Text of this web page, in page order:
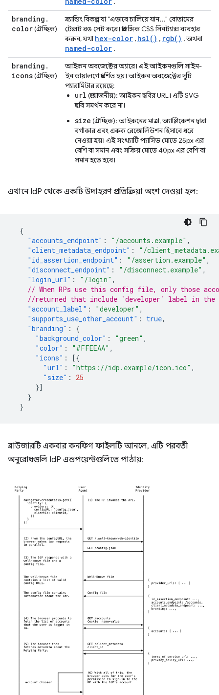
branding .
color(ঐচ্ছিক)
ব্র্যান্ডিং বিকল্প যা "এভাবে চালিয়ে যান..." বোতামের
টেক্সট রঙ সেট করে। প্রাসঙ্গিক CSS সিনট্যাক্স ব্যবহার
করুন, যথাhex-color , hsl() , rgb() , অথবা
named-color .
branding .
icons(ঐচ্ছিক)
আইকন অবজেক্টের অ্যারে। এই আইকনগুলি সাইন-
ইন ডায়ালগে প্রদর্শিত হয়। আইকন অবজেক্টের দুটি
প্যারামিটার রয়েছে:
url (প্রয়োজনীয়): আইকন ছবির URL। এটি SVG
ছবি সমর্থন করে না।
size (ঐচ্ছিক): আইকনের মাত্রা, অ্যাপ্লিকেশন দ্বারা
বর্গাকার এবং একক রেজোলিউশন হিসাবে ধরে
নেওয়া হয়। এই সংখ্যাটি প্যাসিভ মোডে 25px এর
বেশি বা সমান এবং সক্রিয় মোডে 40px এর বেশি বা
সমান হতে হবে।
এখানে IdP থেকে একটি উদাহরণ প্রতিক্রিয়া অংশ দেওয়া হল:
{
"accounts_endpoint" : "/accounts.example" ,
"client_metadata_endpoint" :
"/
"id_assertion_endpoint" : "/assertion.example" ,
"disconnect_endpoint" : "/disconnect.example" ,
"login_url" : "/login" ,
// When RPs use this config file, only those
//returned that include `developer` label in the
"account_label" : "developer" ,
"supports_use_other_account" : true,
"branding" :
{
"background_color" : "green" ,
"color" : "#FFEEAA" ,
"icons" :
[{
"url" : "https://idp.example/icon.ico" ,
"size" :
25
}]
}
}
ব্রাউজারটি একবার কনফিগ ফাইলটি আনলে, এটি পরবর্তী
অনুরোধগুলি IdP এন্ডপয়েন্টগুলিতে পাঠায়: